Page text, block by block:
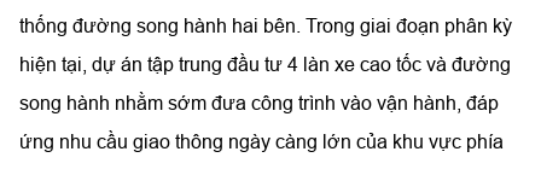
thống đường song hành hai bên. Trong giai đoạn phân kỳ
hiện tại, dự án tập trung đầu tư 4 làn xe cao tốc và đường
song hành nhằm sớm đưa công trình vào vận hành, đáp
ứng nhu cầu giao thông ngày càng lớn của khu vực phía